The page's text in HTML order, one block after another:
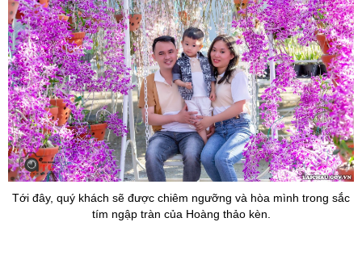
Tới đây, quý khách sẽ được chiêm ngưỡng và hòa mình trong sắc
tím ngập tràn của Hoàng thảo kèn.​